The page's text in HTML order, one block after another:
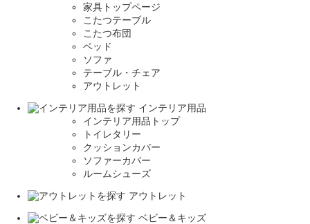
家具トップページ
こたつテーブル
こたつ布団
ベッド
ソファ
テーブル・チェア
アウトレット
インテリア用品
インテリア用品トップ
トイレタリー
クッションカバー
ソファーカバー
ルームシューズ
アウトレット
ベビー＆キッズ